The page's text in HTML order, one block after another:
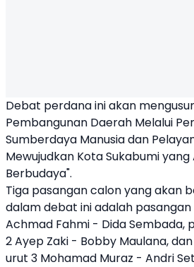
Debat perdana ini akan
Pembangunan Daerah Melalui
Sumberdaya Manusia dan
Mewujudkan Kota Sukabumi
Berbudaya".
Tiga pasangan calon yang akan
dalam debat ini adalah pasangan
Achmad Fahmi - Dida Sembada,
2 Ayep Zaki - Bobby Maulana,
urut 3 Mohamad Muraz - Andri